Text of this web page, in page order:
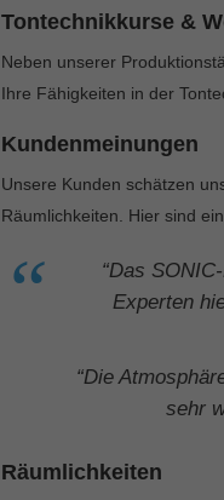
Tontechnikkurse &
Neben unserer
Ihre Fähigkeiten in der
Kundenmeinungen
Unsere Kunden schätzen
Räumlichkeiten. Hier sind
“Das
Experten
“Die
sehr
Räumlichkeiten